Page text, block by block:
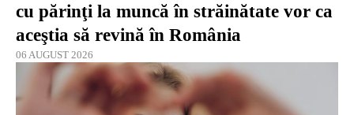
cu părinţi la muncă în străinătate vor ca
aceştia să revină în România
06 AUGUST 2026